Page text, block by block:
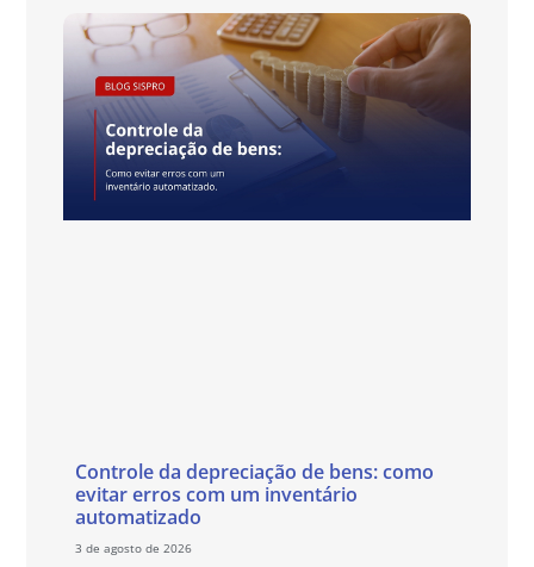
Controle da depreciação de bens: como
evitar erros com um inventário
automatizado
3 de agosto de 2026